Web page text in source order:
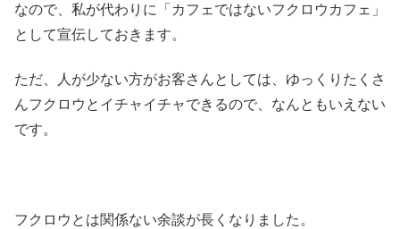
なので、私が代わりに「カフェではないフクロウカフェ」
として宣伝しておきます。
ただ、人が少ない方がお客さんとしては、ゆっくりたくさ
んフクロウとイチャイチャできるので、なんともいえない
です。
フクロウとは関係ない余談が長くなりました。